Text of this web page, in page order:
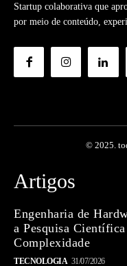
Startup colaborativa que
por meio de conteúdo,
© 2025.
Artigos
Engenharia de
a Pesquisa
Complexidade
TECNOLOGIA 31/07/2026